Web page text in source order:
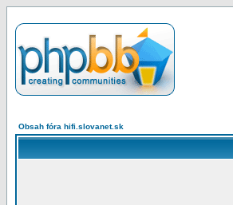
Obsah fóra hifi.slovanet.sk